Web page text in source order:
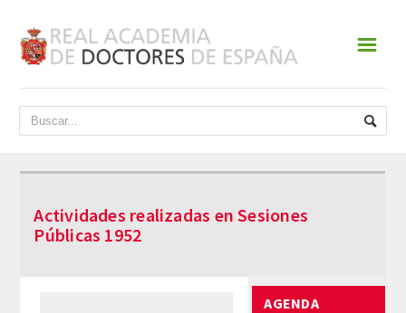
ACADEMIA
DATOS HISTÓRICOS
HISTORIA
☰
Actividades realizadas en Sesiones
Públicas 1952
AGENDA